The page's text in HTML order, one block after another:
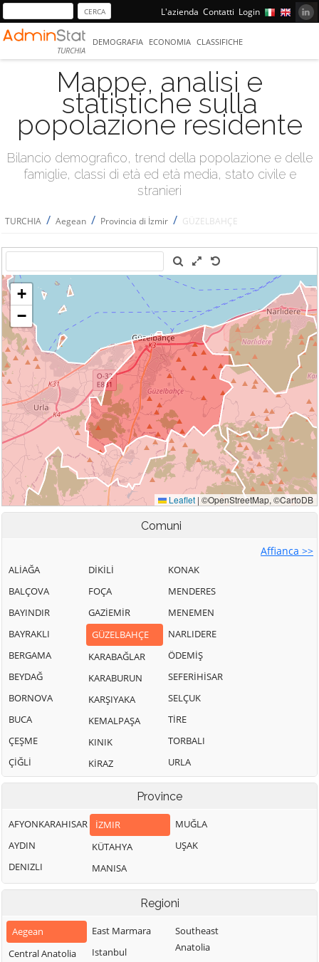
L'azienda Contatti Login
TURCHIA
DEMOGRAFIA ECONOMIA CLASSIFICHE
Mappe, analisi e
statistiche sulla
popolazione residente
Bilancio demografico, trend della popolazione e delle
famiglie, classi di età ed età media, stato civile e
stranieri
TURCHIA / Aegean / Provincia di İzmir / GÜZELBAHÇE
Comuni
Affianca >>
ALİAĞA
BALÇOVA
BAYINDIR
BAYRAKLI
BERGAMA
BEYDAĞ
BORNOVA
BUCA
ÇEŞME
ÇİĞLİ
DİKİLİ
FOÇA
GAZİEMİR
GÜZELBAHÇE
KARABAĞLAR
KARABURUN
KARŞIYAKA
KEMALPAŞA
KINIK
KİRAZ
KONAK
MENDERES
MENEMEN
NARLIDERE
ÖDEMİŞ
SEFERİHİSAR
SELÇUK
TİRE
TORBALI
URLA
Province
AFYONKARAHISAR
AYDIN
DENIZLI
İZMIR
KÜTAHYA
MANISA
MUĞLA
UŞAK
Regioni
Aegean
Central Anatolia
East Marmara
Istanbul
Southeast
Anatolia